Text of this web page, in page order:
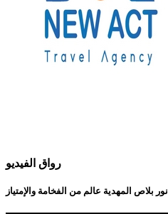
رواق الفيديو
نور بلاص المهدية عالم من الفخامة والإمتياز